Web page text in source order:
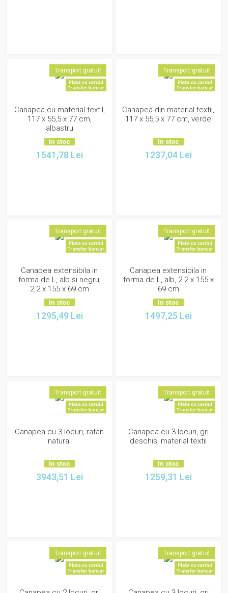
Transport gratuit
Canapea cu material textil,
117 x 55,5 x 77 cm,
albastru
In stoc
1541,78 Lei
Transport gratuit
Canapea din material textil,
117 x 55,5 x 77 cm, verde
In stoc
1237,04 Lei
Transport gratuit
Canapea extensibila in
forma de L, alb si negru,
2.2 x 155 x 69 cm
In stoc
1295,49 Lei
Transport gratuit
Canapea extensibila in
forma de L, alb, 2.2 x 155 x
69 cm
In stoc
1497,25 Lei
Transport gratuit
Canapea cu 3 locuri, ratan
natural
In stoc
3943,51 Lei
Transport gratuit
Canapea cu 3 locuri, gri
deschis, material textil
In stoc
1259,31 Lei
Transport gratuit Transport gratuit